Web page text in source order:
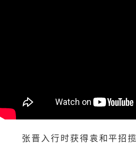
张晋入行时获得袁和平招